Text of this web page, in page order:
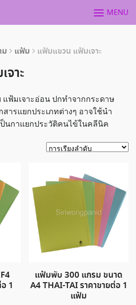
MENU
ม แฟ้ม แฟ้มแขวน แฟ้มเจาะ
าะ
ฟ้มเจาะอ่อน ปกทำจากกระดาษ
สารแยกประเภทต่างๆ อาจใช้นำ
ป็นกาแยกประวัติคนไข้ในคลีนิค
1
แฟ้มพับ 300 แกรม ขนาด
A4 THAI-TAI ราคาขายต่อ 1
แฟ้ม